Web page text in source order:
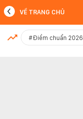
MỚI NHẤT
VỀ TRANG CHỦ
#Điểm chuẩn 2026